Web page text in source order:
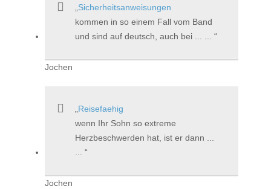
Sicherheitsanweisungen
kommen in so einem Fall vom Band
und sind auf deutsch, auch bei ... ...
Jochen
Reisefaehig
wenn Ihr Sohn so extreme
Herzbeschwerden hat, ist er dann ...
Jochen